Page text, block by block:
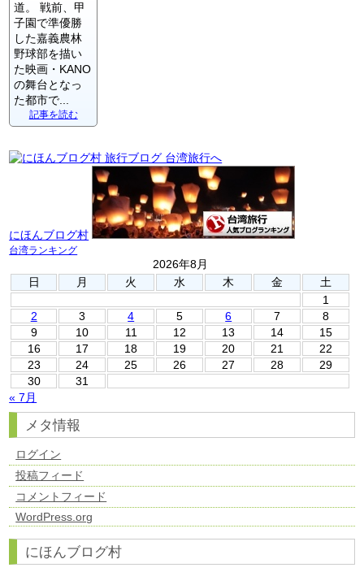
道。 戦前、甲
子園で準優勝
した嘉義農林
野球部を描い
た映画・KANO
の舞台となっ
た都市で...
記事を読む
にほんブログ村
台湾ランキング
2026年8月
日
月 火 水 木 金
土
1
2
3 4 5 6 7
8
9
10 11 12 13 14
15
16
17 18 19 20 21
22
23
24 25 26 27 28
29
30
31
« 7月
メタ情報
ログイン
投稿フィード
コメントフィード
WordPress.org
にほんブログ村